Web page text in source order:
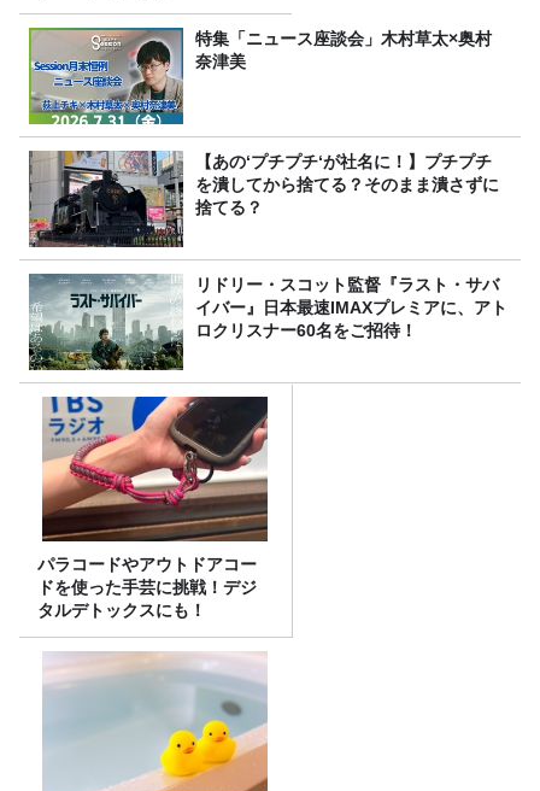
特集「ニュース座談会」木村草太×奥村
奈津美
【あの‘プチプチ‘が社名に！】プチプチ
を潰してから捨てる？そのまま潰さずに
捨てる？
リドリー・スコット監督『ラスト・サバ
イバー』日本最速IMAXプレミアに、アト
ロクリスナー60名をご招待！
パラコードやアウトドアコー
ドを使った手芸に挑戦！デジ
タルデトックスにも！